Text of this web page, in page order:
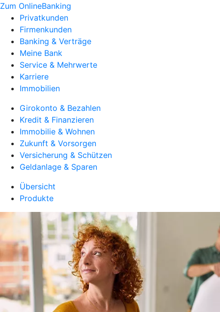
Zum OnlineBanking
Privatkunden
Firmenkunden
Banking & Verträge
Meine Bank
Service & Mehrwerte
Karriere
Immobilien
Girokonto & Bezahlen
Kredit & Finanzieren
Immobilie & Wohnen
Zukunft & Vorsorgen
Versicherung & Schützen
Geldanlage & Sparen
Übersicht
Produkte